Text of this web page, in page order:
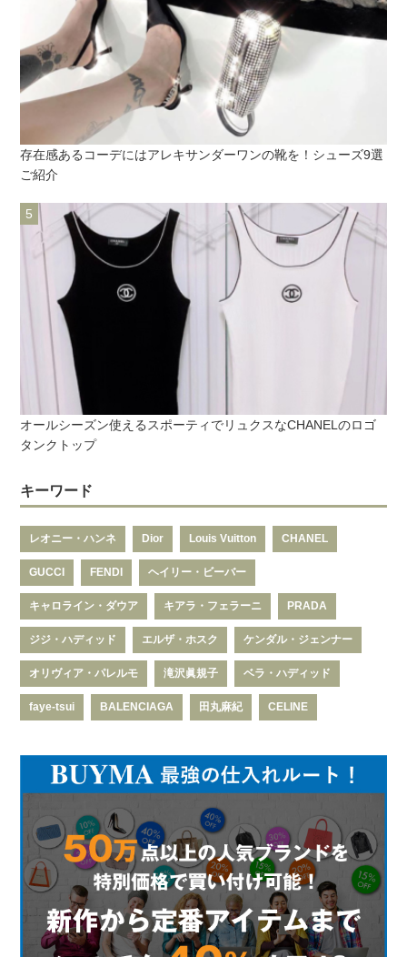
存在感あるコーデにはアレキサンダーワンの靴を！シューズ9選
ご紹介
オールシーズン使えるスポーティでリュクスなCHANELのロゴ
タンクトップ
キーワード
レオニー・ハンネ Dior Louis Vuitton CHANEL
GUCCI FENDI ヘイリー・ビーバー
キャロライン・ダウア キアラ・フェラーニ PRADA
ジジ・ハディッド エルザ・ホスク ケンダル・ジェンナー
オリヴィア・パレルモ 滝沢眞規子 ベラ・ハディッド
faye-tsui BALENCIAGA 田丸麻紀 CELINE